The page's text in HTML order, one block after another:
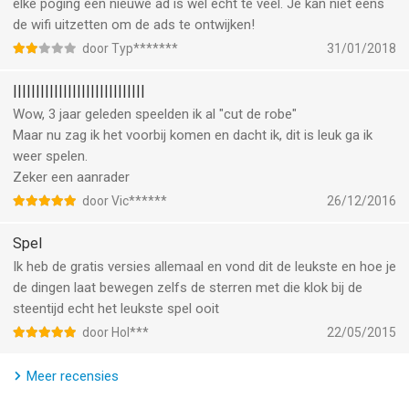
OUDE GRIEKEN
Wissel platforms en gebruik portalen met de Groene Filosoof.
STEENTIJD
Schuif enorme stenen met Holbewoner-Nom. Oega-boega!
DISCOTIJD
funky!
WILDE WESTEN
Verbind snoepjes met lichtgevende touwen met Sheriff-Nom.
Yeehaw, suiker!
AZIATISCHE DYNASTIE
Zoete harmonie!
elke poging een nieuwe ad is wel echt te veel. Je kan niet eens
de wifi uitzetten om de ads te ontwijken!
door Typ******* 31/01/2018
|||||||||||||||||||||||||||||
Wow, 3 jaar geleden speelden ik al "cut de robe"
Maar nu zag ik het voorbij komen en dacht ik, dit is leuk ga ik
weer spelen.
Zeker een aanrader
door Vic****** 26/12/2016
Spel
Ik heb de gratis versies allemaal en vond dit de leukste en hoe je
de dingen laat bewegen zelfs de sterren met die klok bij de
steentijd echt het leukste spel ooit
door Hol*** 22/05/2015
Meer recensies